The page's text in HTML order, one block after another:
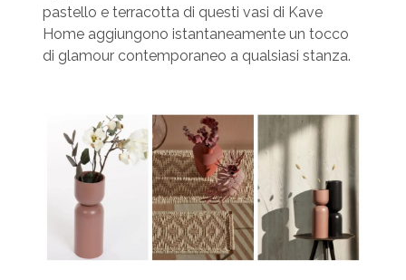
pastello e terracotta di questi vasi di Kave
Home aggiungono istantaneamente un tocco
di glamour contemporaneo a qualsiasi stanza.